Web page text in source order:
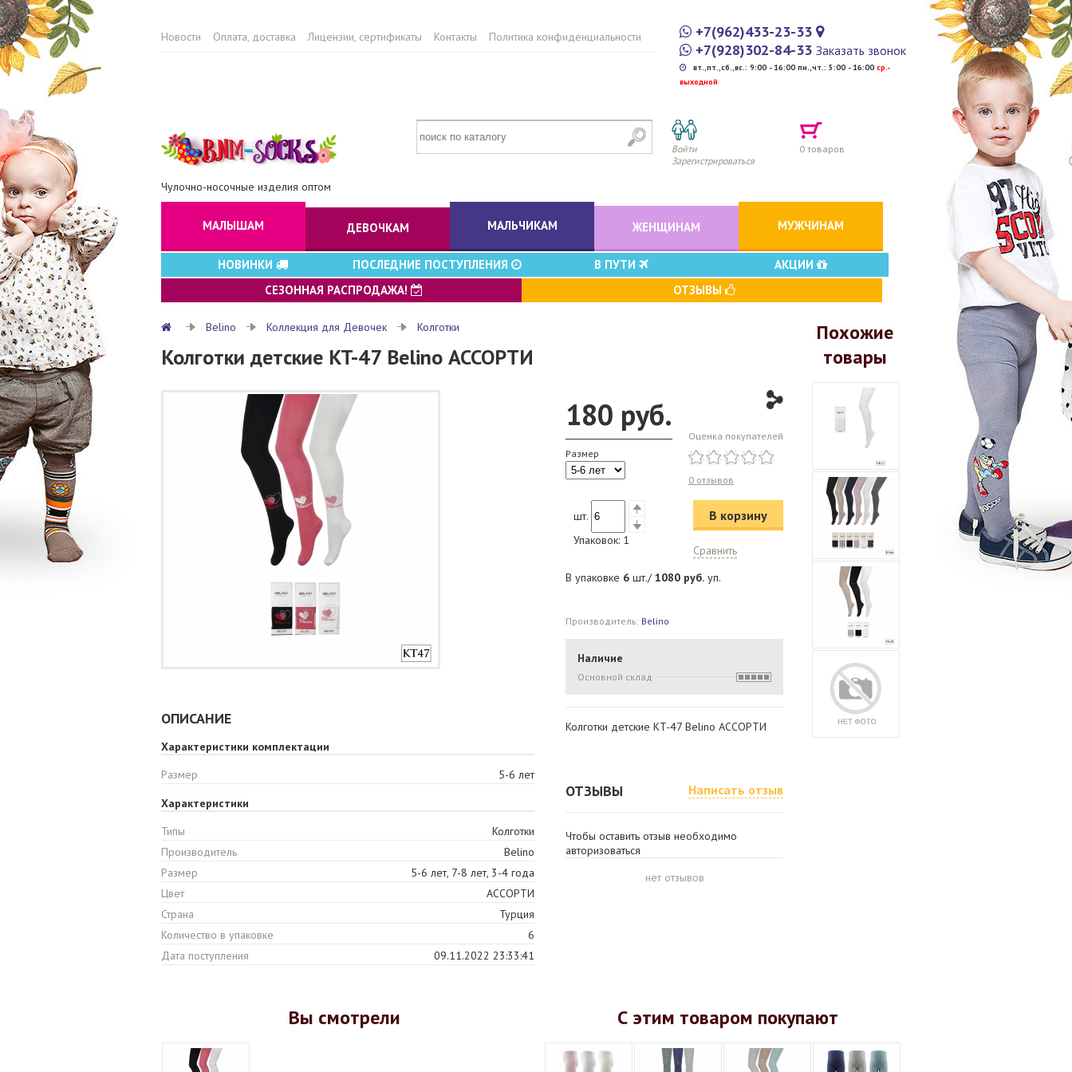
Новости Оплата, доставка Лицензии, сертификаты Контакты Политика конфиденциальности
+7(962)433-23-33
+7(928)302-84-33 Заказать звонок
вт.,пт.,сб.,вс.: 9:00 - 16:00 пн.,чт.: 5:00 - 16:00 cр.-
выходной
Чулочно-носочные изделия оптом
Войти
Зарегистрироваться
0 товаров
МАЛЫШАМ ДЕВОЧКАМ МАЛЬЧИКАМ ЖЕНЩИНАМ МУЖЧИНАМ
НОВИНКИ ПОСЛЕДНИЕ ПОСТУПЛЕНИЯ В ПУТИ
АКЦИИ
СЕЗОННАЯ РАСПРОДАЖА!
ОТЗЫВЫ
Belino Коллекция для Девочек Колготки
Колготки детские KT-47 Belino АССОРТИ
180 руб.
Размер
Оценка покупателей
0 отзывов
шт.
Упаковок: 1
В корзину
Сравнить
В упаковке 6 шт./1080 руб. уп.
Производитель: Belino
Наличие
Основной склад
Колготки детские KT-47 Belino АССОРТИ
ОПИСАНИЕ
Характеристики комплектации
Размер
5-6 лет
Характеристики
Типы
Колготки
Производитель
Belino
Размер
5-6 лет, 7-8 лет, 3-4 года
Цвет
АССОРТИ
Страна
Турция
Количество в упаковке
6
Дата поступления
09.11.2022 23:33:41
ОТЗЫВЫ Написать отзыв
Чтобы оставить отзыв необходимо
авторизоваться
нет отзывов
Похожие
товары
Вы смотрели С этим товаром покупают